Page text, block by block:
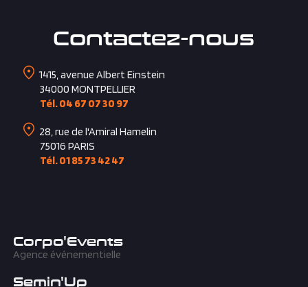
Contactez-nous
1415, avenue Albert Einstein
Tél. 04 67 07 30 97
28, rue de l'Amiral Hamelin
Agence événementielle